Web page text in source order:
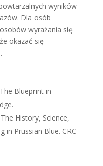
wyników
Dla osób
wyrażania się
okazać się
Blueprint in
History, Science,
in Prussian Blue. CRC